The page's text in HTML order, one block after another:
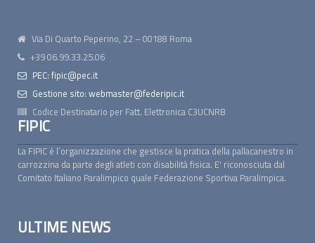
Via Di Quarto Peperino, 22 – 00188 Roma
+39 06.99.33.25.06
PEC: fipic@pec.it
Gestione sito: webmaster@federipic.it
Codice Destinatario per Fatt. Elettronica C3UCNRB
FIPIC
La FIPIC è l’organizzazione che gestisce la pratica della pallacanestro in
carrozzina da parte degli atleti con disabilità fisica. E' riconosciuta dal
Comitato Italiano Paralimpico quale Federazione Sportiva Paralimpica.
ULTIME NEWS